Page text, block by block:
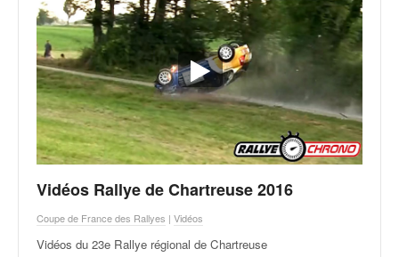
Vidéos Rallye de Chartreuse 2016
Coupe de France des Rallyes | Vidéos
Vidéos du 23e Rallye régional de Chartreuse